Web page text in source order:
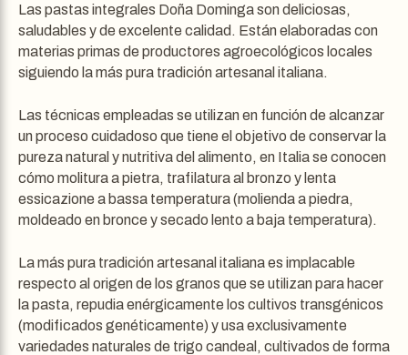
Las pastas integrales Doña Dominga son deliciosas,
saludables y de excelente calidad. Están elaboradas con
materias primas de productores agroecológicos locales
siguiendo la más pura tradición artesanal italiana.
Las técnicas empleadas se utilizan en función de alcanzar
un proceso cuidadoso que tiene el objetivo de conservar la
pureza natural y nutritiva del alimento, en Italia se conocen
cómo molitura a pietra, trafilatura al bronzo y lenta
essicazione a bassa temperatura (molienda a piedra,
moldeado en bronce y secado lento a baja temperatura).
La más pura tradición artesanal italiana es implacable
respecto al origen de los granos que se utilizan para hacer
la pasta, repudia enérgicamente los cultivos transgénicos
(modificados genéticamente) y usa exclusivamente
variedades naturales de trigo candeal, cultivados de forma